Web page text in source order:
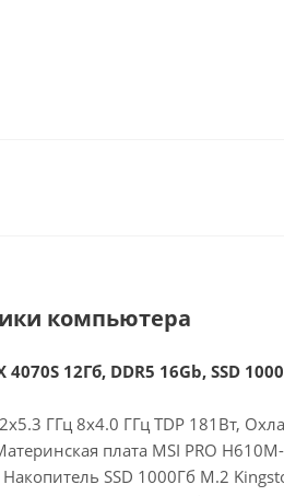
компьютера
12Гб, DDR5 16Gb, SSD
ГГц 8x4.0 ГГц TDP 181Вт,
плата MSI PRO
SSD 1000Гб M.2